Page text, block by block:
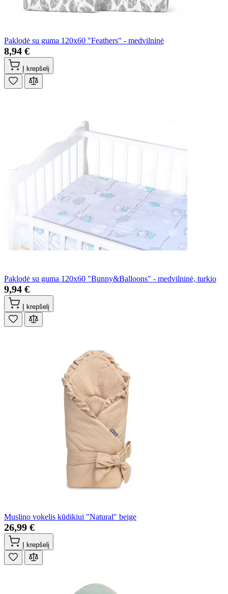
Paklodė su guma 120x60 "Feathers" - medvilninė
8,94 €
Į krepšelį
Paklodė su guma 120x60 "Bunny&Balloons" - medvilninė, turkio
9,94 €
Į krepšelį
Muslino vokelis kūdikiui "Natural" beige
26,99 €
Į krepšelį